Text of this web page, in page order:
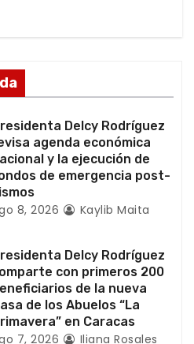
Delcy Rodríguez
agenda económica
y la ejecución de
de emergencia post-
8, 2026 Kaylib Maita
Delcy Rodríguez
con primeros 200
de la nueva
de los Abuelos “La
en Caracas
7, 2026 Iliana Rosales